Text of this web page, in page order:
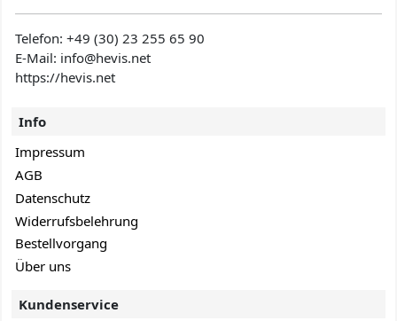
Telefon:+49 (30) 23 255 65 90
E-Mail: info@hevis.net
https://hevis.net
Info
Impressum
AGB
Datenschutz
Widerrufsbelehrung
Bestellvorgang
Über uns
Kundenservice